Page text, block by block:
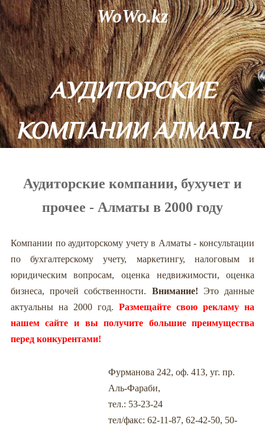
WoWo.kz
АУДИТОРСКИЕ
КОМПАНИИ АЛМАТЫ
Аудиторские компании, бухучет и
прочее - Алматы в 2000 году
Компании по аудиторскому учету в Алматы - консультации
по бухгалтерскому учету, маркетингу, налоговым и
юридическим вопросам, оценка недвижимости, оценка
бизнеса, прочей собственности. Внимание! Это данные
актуальны на 2000 год.Размещайте свою рекламу на
нашем сайте и вы получите большие преимущества
перед конкурентами!
Фурманова 242, оф. 413, уг. пр.
Аль-Фараби,
тел.: 53-23-24
тел/факс: 62-11-87, 62-42-50, 50-